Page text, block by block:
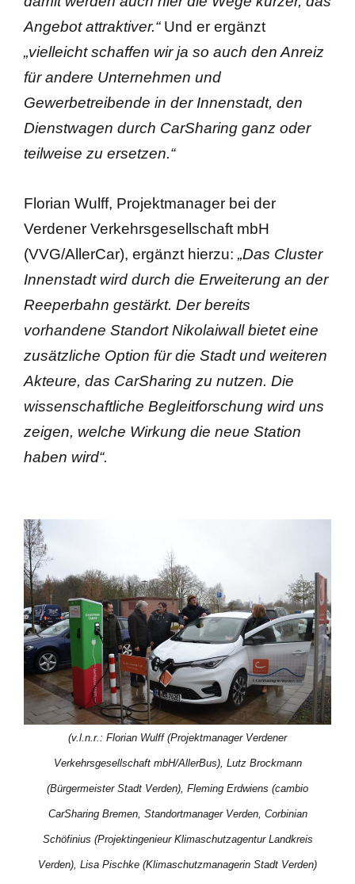
Angebot attraktiver.“Und er ergänzt
„vielleicht schaffen wir ja so auch den Anreiz
für andere Unternehmen und
Gewerbetreibende in der Innenstadt, den
Dienstwagen durch CarSharing ganz oder
teilweise zu ersetzen.“
Florian Wulff, Projektmanager bei der
Verdener Verkehrsgesellschaft mbH
(VVG/AllerCar), ergänzt hierzu: „Das Cluster
Innenstadt wird durch die Erweiterung an der
Reeperbahn gestärkt. Der bereits
vorhandene Standort Nikolaiwall bietet eine
zusätzliche Option für die Stadt und weiteren
Akteure, das CarSharing zu nutzen. Die
wissenschaftliche Begleitforschung wird uns
zeigen, welche Wirkung die neue Station
haben wird“.
(v.l.n.r.: Florian Wulff (Projektmanager Verdener
Verkehrsgesellschaft mbH/AllerBus), Lutz Brockmann
(Bürgermeister Stadt Verden), Fleming Erdwiens (cambio
CarSharing Bremen, Standortmanager Verden, Corbinian
Schöfinius (Projektingenieur Klimaschutzagentur Landkreis
Verden), Lisa Pischke (Klimaschutzmanagerin Stadt Verden)